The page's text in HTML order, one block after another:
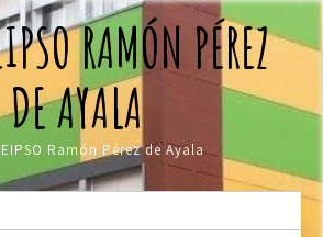
RAMÓN PÉREZ
DE AYALA
Ramón Pérez de Ayala